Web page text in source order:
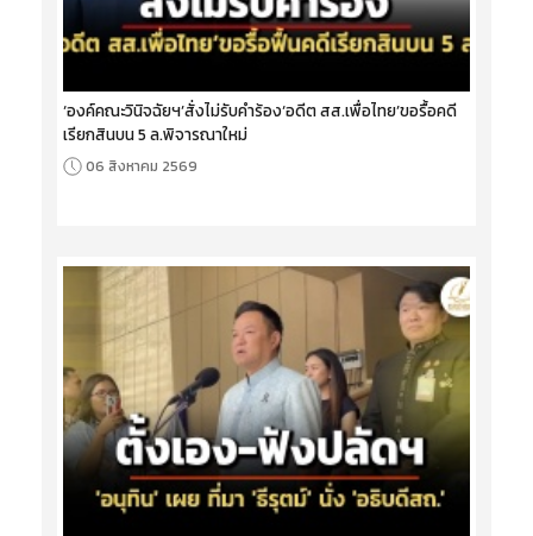
‘องค์คณะวินิจฉัยฯ’สั่งไม่รับคำร้อง‘อดีต สส.เพื่อไทย’ขอรื้อคดี
เรียกสินบน 5 ล.พิจารณาใหม่
06 สิงหาคม 2569